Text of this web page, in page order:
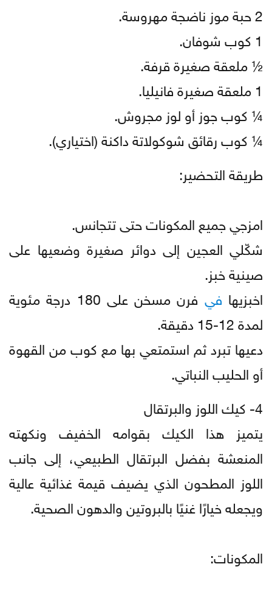
2 حبة موز ناضجة مهروسة.
1 كوب شوفان.
½ ملعقة صغيرة قرفة.
1 ملعقة صغيرة فانيليا.
¼ كوب جوز أو لوز مجروش.
¼ كوب رقائق شوكولاتة داكنة (اختياري).
طريقة التحضير:
امزجي جميع المكونات حتى تتجانس.
شكّلي العجين إلى دوائر صغيرة وضعيها على
صينية خبز.
اخبزيها في
فرن مسخن على 180 درجة مئوية
لمدة 12-15 دقيقة.
دعيها تبرد ثم استمتعي بها مع كوب من القهوة
أو الحليب النباتي.
4- كيك اللوز والبرتقال
يتميز هذا الكيك بقوامه الخفيف ونكهته
المنعشة بفضل البرتقال الطبيعي، إلى جانب
اللوز المطحون الذي يضيف قيمة غذائية عالية
ويجعله خيارًا غنيًا بالبروتين والدهون الصحية.
المكونات: